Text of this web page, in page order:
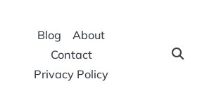
Blog
About
Contact
Privacy Policy